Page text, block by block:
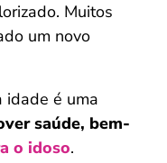
Muitos
um novo
idade é uma
saúde, bem-
o idoso.